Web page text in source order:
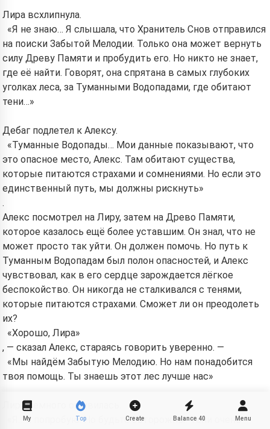
Лира всхлипнула.
«Я не знаю… Я слышала, что Хранитель Снов отправился
на поиски Забытой Мелодии. Только она может вернуть
силу Древу Памяти и пробудить его. Но никто не знает,
где её найти. Говорят, она спрятана в самых глубоких
уголках леса, за Туманными Водопадами, где обитают
тени…»
Дебаг подлетел к Алексу.
«Туманные Водопады… Мои данные показывают, что
это опасное место, Алекс. Там обитают существа,
которые питаются страхами и сомнениями. Но если это
единственный путь, мы должны рискнуть»
.
Алекс посмотрел на Лиру, затем на Древо Памяти,
которое казалось ещё более уставшим. Он знал, что не
может просто так уйти. Он должен помочь. Но путь к
Туманным Водопадам был полон опасностей, и Алекс
чувствовал, как в его сердце зарождается лёгкое
беспокойство. Он никогда не сталкивался с тенями,
которые питаются страхами. Сможет ли он преодолеть
их?
«Хорошо, Лира»
, — сказал Алекс, стараясь говорить уверенно. —
«Мы найдём Забытую Мелодию. Но нам понадобится
твоя помощь. Ты знаешь этот лес лучше нас»
Лира немного оживилась.
«Я… я попробую. Но будьте осторожны. Тени очень
My Top Create Balance 40 Menu